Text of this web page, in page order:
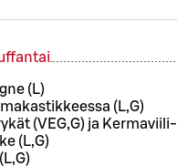
(L)
(L,G)
(VEG,G) ja Kermaviili-
(L,G)